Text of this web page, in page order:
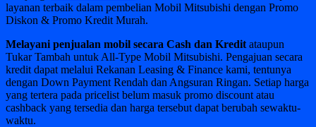
layanan terbaik dalam pembelian Mobil Mitsubishi dengan Promo
Diskon & Promo Kredit Murah.
Melayani penjualan mobil secara Cash dan Kredit ataupun
Tukar Tambah untuk All-Type Mobil Mitsubishi. Pengajuan secara
kredit dapat melalui Rekanan Leasing & Finance kami, tentunya
dengan Down Payment Rendah dan Angsuran Ringan. Setiap harga
yang tertera pada pricelist belum masuk promo discount atau
cashback yang tersedia dan harga tersebut dapat berubah sewaktu-
waktu.